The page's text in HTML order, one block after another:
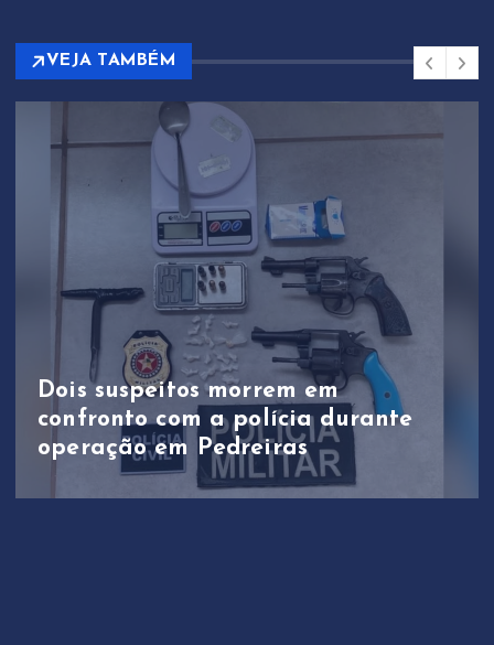
VEJA TAMBÉM
Dois suspeitos morrem em
confronto com a polícia durante
operação em Pedreiras